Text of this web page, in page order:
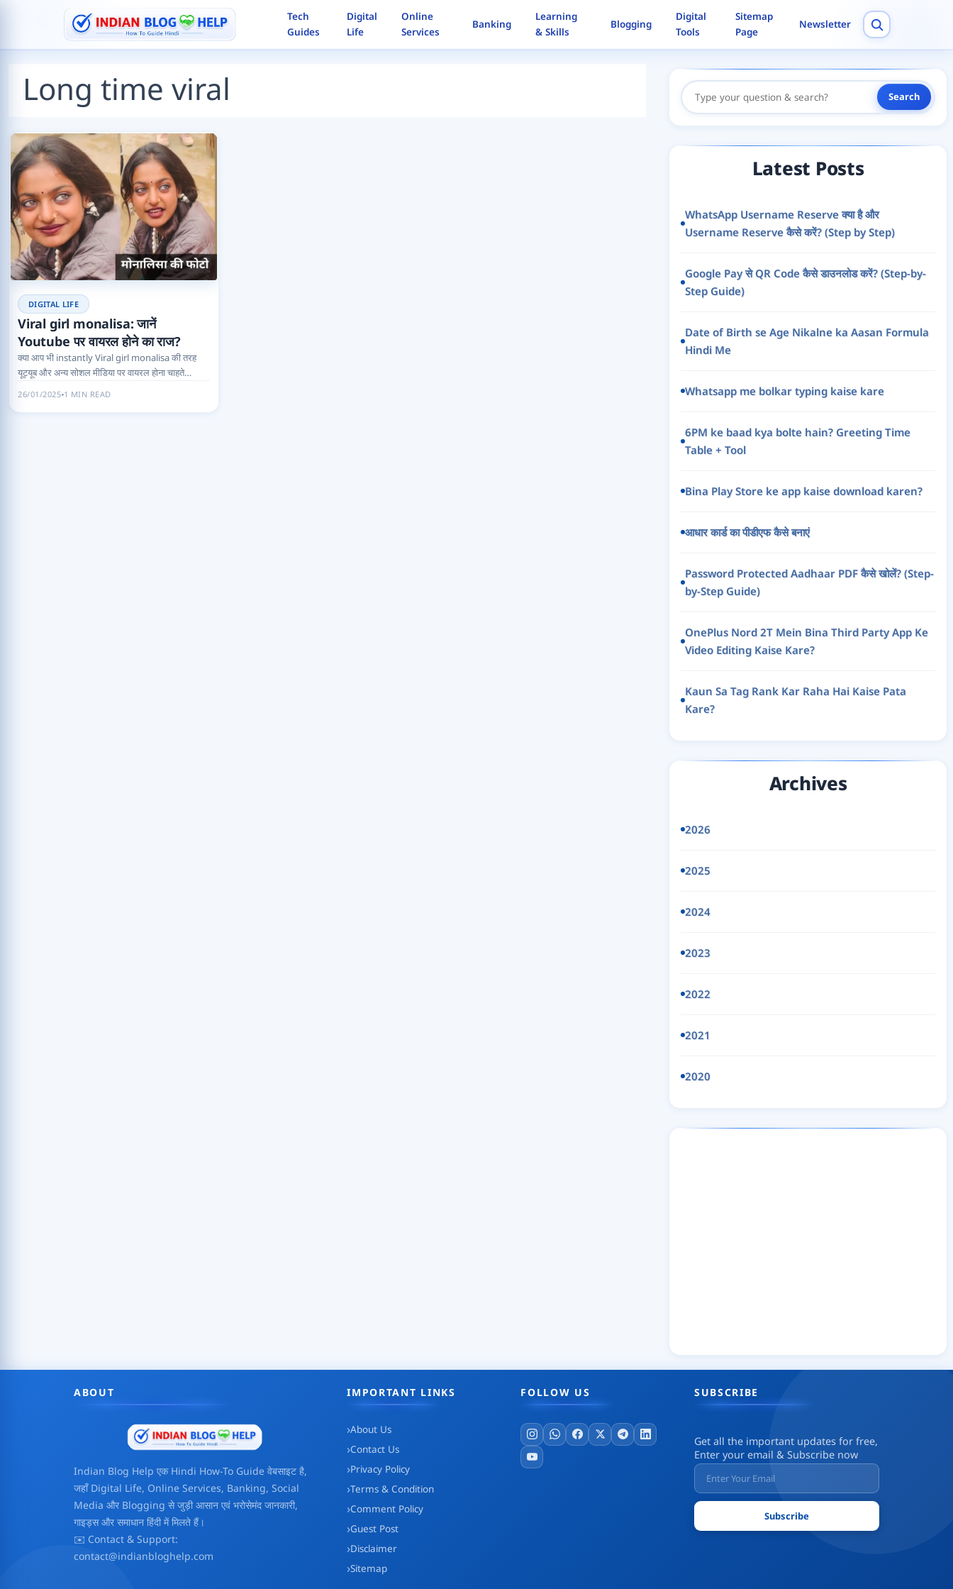
content
Tech
Guides
Digital
Life
Online
Services
Banking
Learning
& Skills
Blogging
Digital
Tools
Sitemap
Page
Newsletter
Long time viral
DIGITAL LIFE
Viral girl monalisa: जानें
Youtube पर वायरल होने का राज?
क्या आप भी instantly Viral girl monalisa की तरह
यूट्यूब और अन्य सोशल मीडिया पर वायरल होना चाहते…
26/01/2025 1 MIN READ
Search
Search
Latest Posts
WhatsApp Username Reserve क्या है और
Username Reserve कैसे करें? (Step by Step)
Google Pay से QR Code कैसे डाउनलोड करें? (Step-by-
Step Guide)
Date of Birth se Age Nikalne ka Aasan Formula
Hindi Me
Whatsapp me bolkar typing kaise kare
6PM ke baad kya bolte hain? Greeting Time
Table + Tool
Bina Play Store ke app kaise download karen?
आधार कार्ड का पीडीएफ कैसे बनाएं
Password Protected Aadhaar PDF कैसे खोलें? (Step-
by-Step Guide)
OnePlus Nord 2T Mein Bina Third Party App Ke
Video Editing Kaise Kare?
Kaun Sa Tag Rank Kar Raha Hai Kaise Pata
Kare?
Archives
2026
2025
2024
2023
2022
2021
2020
ABOUT
Indian Blog Help एक Hindi How-To Guide वेबसाइट है,
जहाँ Digital Life, Online Services, Banking, Social
Media और Blogging से जुड़ी आसान एवं भरोसेमंद जानकारी,
गाइड्स और समाधान हिंदी में मिलते हैं।
✉️ Contact & Support:
contact@indianbloghelp.com
IMPORTANT LINKS
About Us
Contact Us
Privacy Policy
Terms & Condition
Comment Policy
Guest Post
Disclaimer
Sitemap
FOLLOW US SUBSCRIBE
Get all the important updates for free,
Enter your email & Subscribe now